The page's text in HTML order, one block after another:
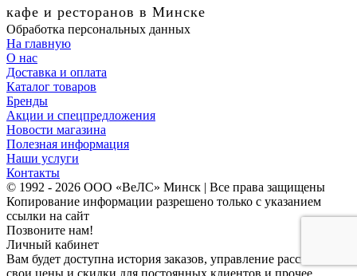
кафе и ресторанов в Минске
Обработка персональных данных
На главную
О нас
Доставка и оплата
Каталог товаров
Бренды
Акции и спецпредложения
Новости магазина
Полезная информация
Наши услуги
Контакты
© 1992 - 2026 ООО «ВеЛС» Минск | Все права защищены
Копирование информации разрешено только с указанием
ссылки на сайт
Позвоните нам!
Личный кабинет
Вам будет доступна история заказов, управление рассылками,
свои цены и скидки для постоянных клиентов и прочее.